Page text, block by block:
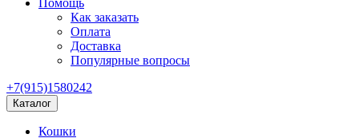
Помощь
Как заказать
Оплата
Доставка
Популярные вопросы
+7(915)1580242
Каталог
Кошки